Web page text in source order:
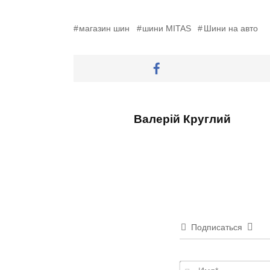
магазин шин шини MITAS Шини на авто
Валерій Круглий
Подписаться